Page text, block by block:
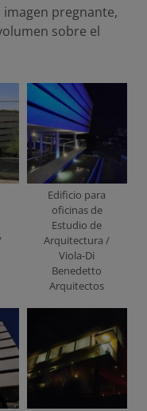
pregnante,
sobre el
Edificio para
oficinas de
Estudio de
Arquitectura /
Viola-Di
Benedetto
Arquitectos